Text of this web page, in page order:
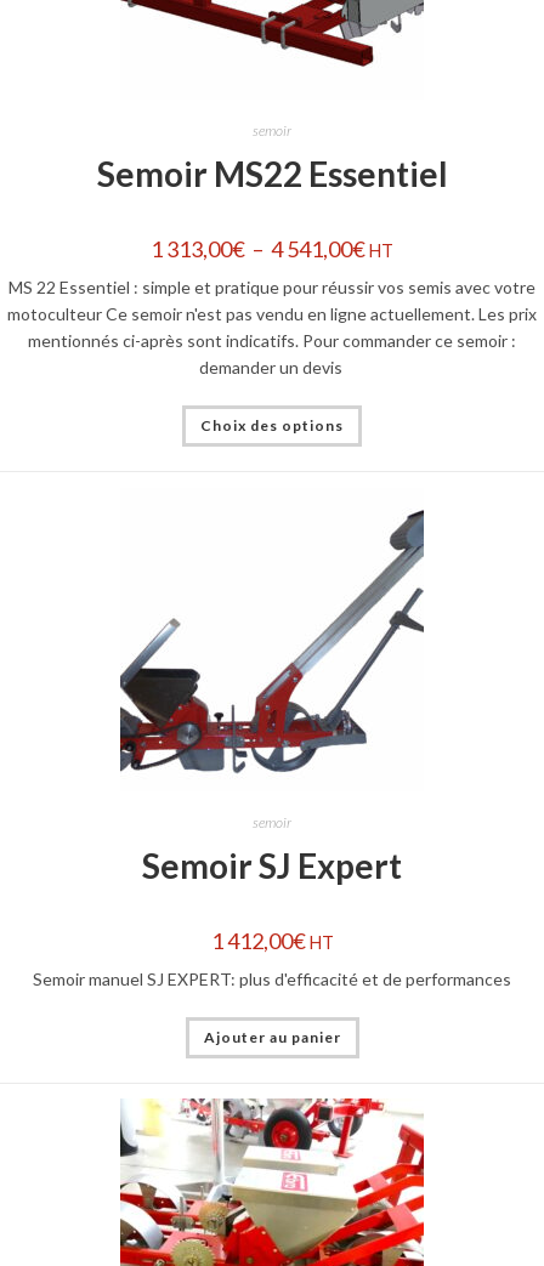
semoir
Semoir MS22 Essentiel
1 313,00€ – 4 541,00€HT
MS 22 Essentiel : simple et pratique pour réussir vos semis avec votre
motoculteur Ce semoir n'est pas vendu en ligne actuellement. Les prix
mentionnés ci-après sont indicatifs. Pour commander ce semoir :
demander un devis
Choix des options
semoir
Semoir SJ Expert
1 412,00€ HT
Semoir manuel SJ EXPERT: plus d'efficacité et de performances
Ajouter au panier